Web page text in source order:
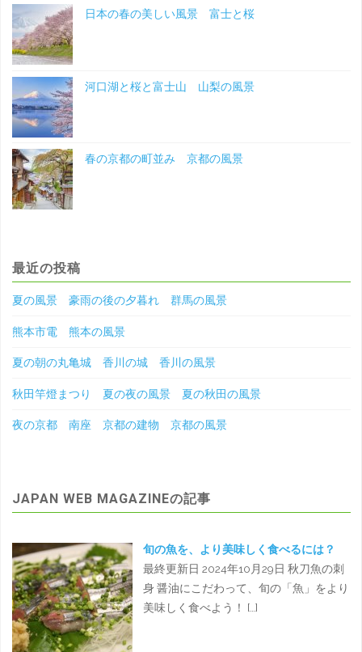
日本の春の美しい風景 富士と桜
河口湖と桜と富士山 山梨の風景
春の京都の町並み 京都の風景
最近の投稿
夏の風景 豪雨の後の夕暮れ 群馬の風景
熊本市電 熊本の風景
夏の朝の丸亀城 香川の城 香川の風景
秋田竿燈まつり 夏の夜の風景 夏の秋田の風景
夜の京都 南座 京都の建物 京都の風景
JAPAN WEB MAGAZINEの記事
旬の魚を、より美味しく食べるには？
最終更新日 2024年10月29日 秋刀魚の刺
身 醤油にこだわって、旬の「魚」をより
美味しく食べよう！ […]